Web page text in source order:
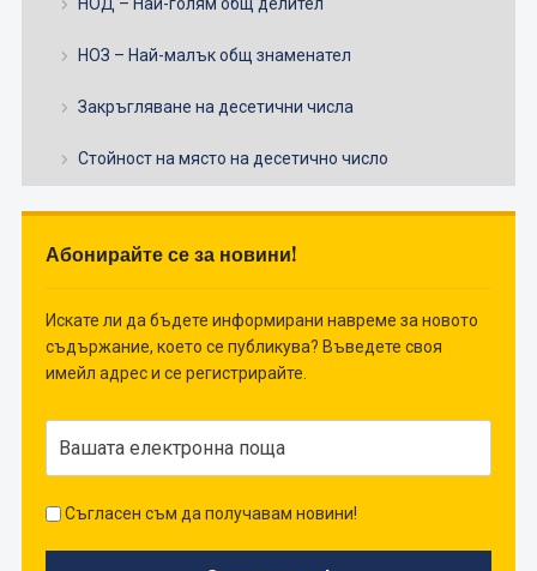
НОЗ – Най-малък общ знаменател
Закръгляване на десетични числа
Стойност на място на десетично число
Абонирайте се за новини!
Искате ли да бъдете информирани навреме за новото
съдържание, което се публикува? Въведете своя
имейл адрес и се регистрирайте.
Съгласен съм да получавам новини!